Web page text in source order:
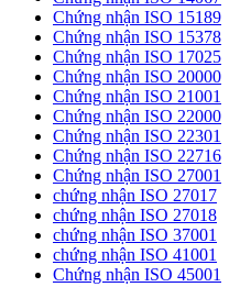
Chứng nhận ISO 15189
Chứng nhận ISO 15378
Chứng nhận ISO 17025
Chứng nhận ISO 20000
Chứng nhận ISO 21001
Chứng nhận ISO 22000
Chứng nhận ISO 22301
Chứng nhận ISO 22716
Chứng nhận ISO 27001
chứng nhận ISO 27017
chứng nhận ISO 27018
chứng nhận ISO 37001
chứng nhận ISO 41001
Chứng nhận ISO 45001